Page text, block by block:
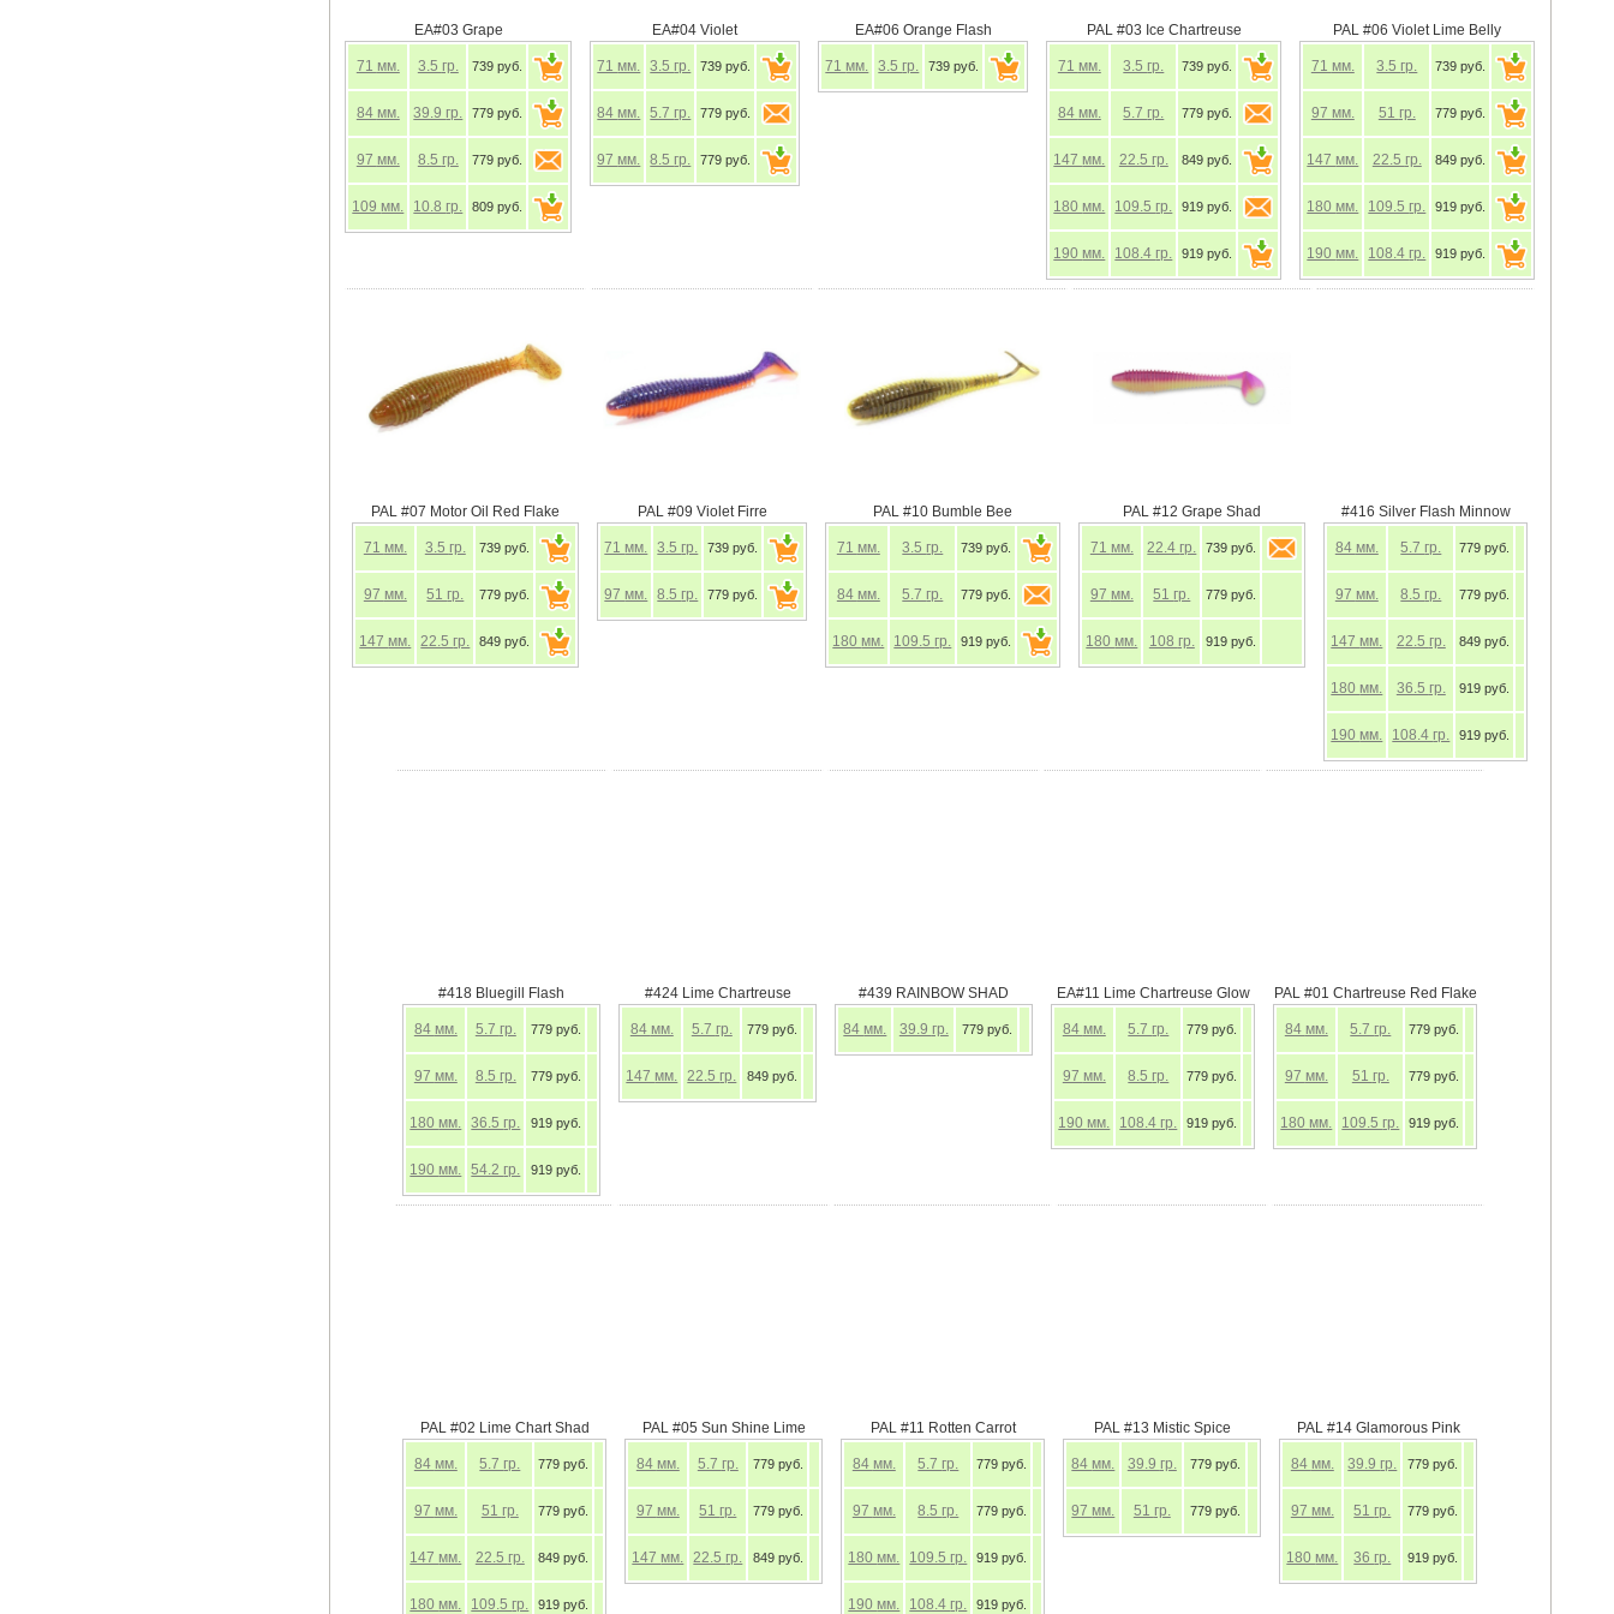
EA#03 Grape
71 мм. 3.5 гр. 739 руб.
84 мм. 39.9 гр. 779 руб.
97 мм. 8.5 гр. 779 руб.
109 мм. 10.8 гр. 809 руб.
EA#04 Violet
71 мм. 3.5 гр. 739 руб.
84 мм. 5.7 гр. 779 руб.
97 мм. 8.5 гр. 779 руб.
EA#06 Orange Flash
71 мм. 3.5 гр. 739 руб.
PAL #03 Ice Chartreuse
71 мм. 3.5 гр. 739 руб.
84 мм. 5.7 гр. 779 руб.
147 мм. 22.5 гр. 849 руб.
180 мм. 109.5 гр. 919 руб.
190 мм. 108.4 гр. 919 руб.
PAL #06 Violet Lime Belly
71 мм. 3.5 гр. 739 руб.
97 мм. 51 гр. 779 руб.
147 мм. 22.5 гр. 849 руб.
180 мм. 109.5 гр. 919 руб.
190 мм. 108.4 гр. 919 руб.
PAL #07 Motor Oil Red Flake
71мм. 3.5гр. 739 руб.
97мм. 51гр. 779 руб.
147мм. 22.5гр.
PAL #09 Violet Firre
71мм. 3.5гр. 739 руб.
97мм. 8.5гр. 779 руб.
PAL #10 Bumble Bee
71мм. 3.5гр. 739 руб.
84мм. 5.7гр. 779 руб.
180мм. 109.5гр. 919 руб.
PAL #12 Grape Shad
71мм. 22.4гр. 739 руб.
97мм. 779 руб.
180мм. 919 руб.
147мм. 22.5гр. 849 руб.
180мм. 36.5гр. 919 руб.
190мм. 108.4гр. 919 руб.
180 мм. 36.5 гр. 919 руб.
190 мм. 54.2 гр. 919 руб.
190 108.4 гр. 919 руб.
97 мм. 51 гр. 779 руб.
180 мм. 109.5гр. 919 руб.
97 мм. 51 гр. 779 руб.
147 мм. 22.5гр. 849 руб.
180 мм. 109.5гр. 919 руб.
97мм. 51 гр. 779 руб.
147мм. 22.5гр. 849 руб.
97 мм. 8.5 гр. 779 руб.
180мм. 109.5 919 руб.
97 мм. 51гр. 779 руб.